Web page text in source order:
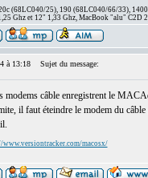
(68LC040/25), 190 (68LC040/66/33),
Ghz et 12" 1,33 Ghz, MacBook "alu" C2D
à 13:18 Sujet du message:
modems câble enregistrent le
il faut éteindre le modem du
macosx/